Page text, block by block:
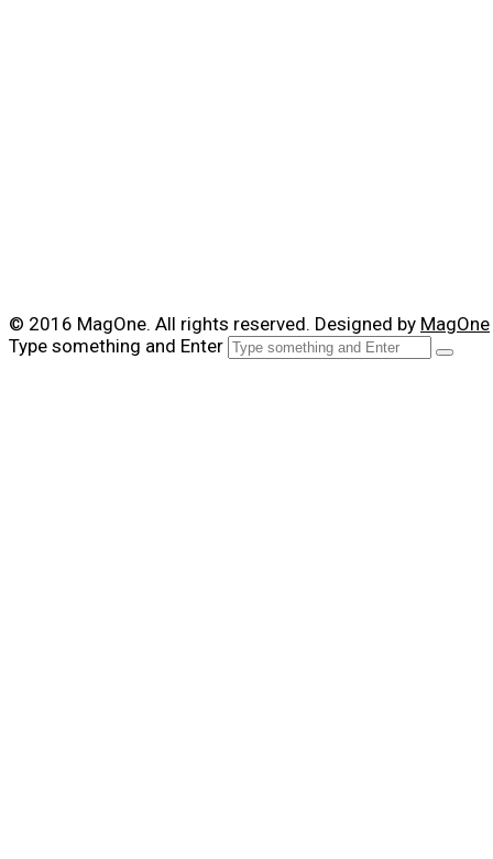
© 2016 MagOne. All rights reserved. Designed by MagOne
Type something and Enter